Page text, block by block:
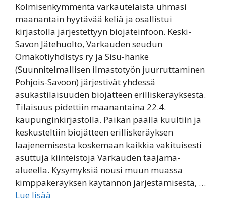
Kolmisenkymmentä varkautelaista uhmasi
maanantain hyytävää keliä ja osallistui
kirjastolla järjestettyyn biojäteinfoon. Keski-
Savon Jätehuolto, Varkauden seudun
Omakotiyhdistys ry ja Sisu-hanke
(Suunnitelmallisen ilmastotyön juurruttaminen
Pohjois-Savoon) järjestivät yhdessä
asukastilaisuuden biojätteen erilliskeräyksestä.
Tilaisuus pidettiin maanantaina 22.4.
kaupunginkirjastolla. Paikan päällä kuultiin ja
keskusteltiin biojätteen erilliskeräyksen
laajenemisesta koskemaan kaikkia vakituisesti
asuttuja kiinteistöjä Varkauden taajama-
alueella. Kysymyksiä nousi muun muassa
kimppakeräyksen käytännön järjestämisestä, …
Lue lisää